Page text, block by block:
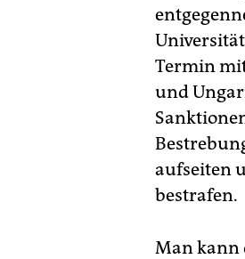
Termin
und
aufseiten
bestrafen.
Man kann